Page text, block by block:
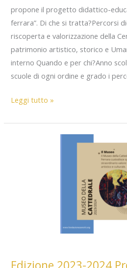
propone il progetto didattico-
ferrara”. Di che si tratta?Percorsi
riscoperta e valorizzazione della
patrimonio artistico, storico e
interno Quando e per chi?Anno
scuole di ogni ordine e grado i
Progetto
Educativo
Leggi tutto »